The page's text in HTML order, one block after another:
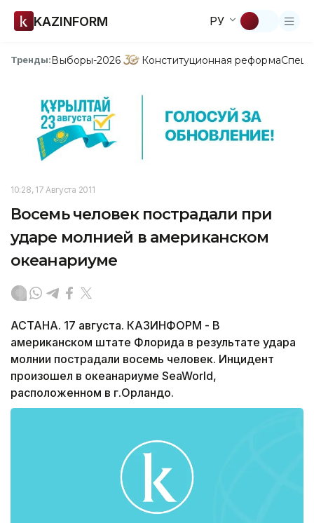
KAZINFORM РУ
Тренды:Выборы-2026 Конституционная реформа
10:28, 17 Августа 2011
Восемь человек пострадали при
ударе молнией в американском
океанариуме
АСТАНА. 17 августа. КАЗИНФОРМ - В
американском штате Флорида в результате удара
молнии пострадали восемь человек. Инцидент
произошел в океанариуме SeaWorld,
расположенном в г.Орландо.